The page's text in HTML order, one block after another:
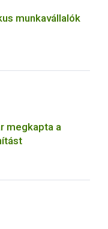
munkavállalók
megkapta a